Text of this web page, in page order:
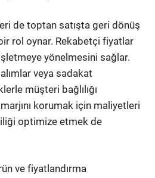
de toptan satışta geri dönüş
rol oynar. Rekabetçi fiyatlar
yönelmesini sağlar.
veya sadakat
müşteri bağlılığı
marjını korumak için maliyetleri
optimize etmek de
ve fiyatlandırma